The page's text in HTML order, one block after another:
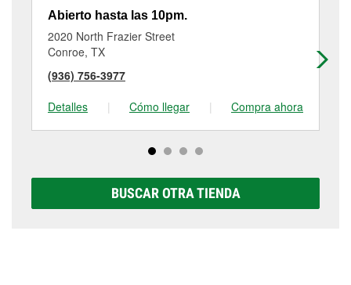
Abierto hasta las 10pm.
2020 North Frazier Street
Conroe, TX
(936) 756-3977
Detalles
| Cómo llegar | Compra ahora
BUSCAR OTRA TIENDA